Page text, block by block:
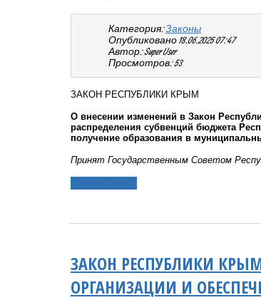
Категория:Законы
Опубликовано 18.06.2025 07:47
Автор: Super User
Просмотров: 53
ЗАКОН РЕСПУБЛИКИ КРЫМ
О внесении изменений в Закон
распределения субвенций бюджета
получение образования в
Принят Государственным Советом
ЗАКОН РЕСПУБЛИКИ
ОРГАНИЗАЦИИ И